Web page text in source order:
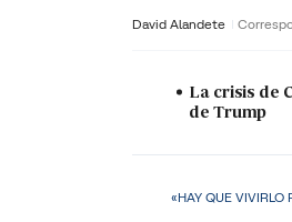
David Alandete
La crisis de
de Trump
«HAY QUE VIVIRLO